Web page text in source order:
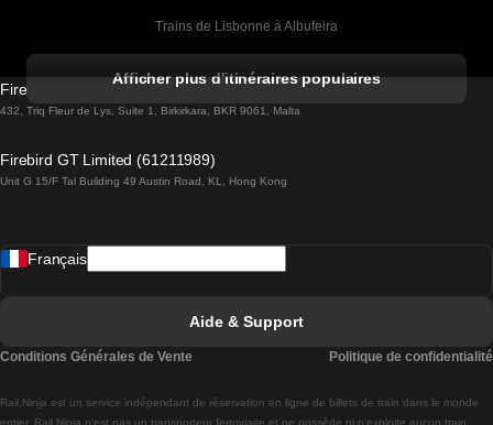
Trains de Lisbonne à Albufeira
Trains de Lisbonne à Lagos
Trains de Lisbonne à Madrid
Afficher plus d'itinéraires populaires
Firebird GT Limited (OC 1451)
432, Triq Fleur de Lys, Suite 1, Birkirkara, BKR 9061, Malta
Firebird GT Limited (61211989)
Unit G 15/F Tal Building 49 Austin Road, KL, Hong Kong
Rail.Ninja est un service indépendant de réservation en ligne de billets de train dans le monde
entier. Rail Ninja n'est pas un transporteur ferroviaire et ne possède ni n'exploite aucun train.
Français
Aide & Support
Conditions Générales de Vente Politique de confidentialité